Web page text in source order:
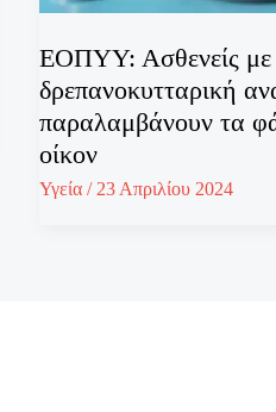
ΕΟΠΥΥ: Ασθενείς με
δρεπανοκυτταρική
παραλαμβάνουν τα
οίκον
Υγεία/ 23 Απριλίου 2024